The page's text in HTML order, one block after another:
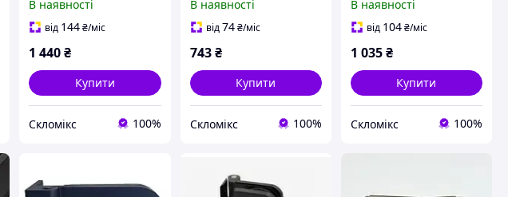
360 ГРАДУСІВ
В наявності
від 144₴/міс
1 440₴
Купити
Скломікс 100%
СКЛО 180 ГРАДУСІВ
В наявності
від74 ₴/міс
743 ₴
Купити
Скломікс 100%
кабіни в чорному
кольорі
В наявності
від 104₴/міс
1 035₴
Купити
Скломікс 100%